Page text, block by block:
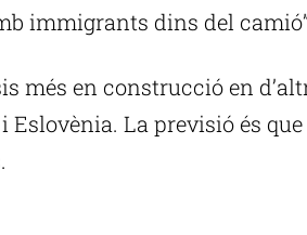
immigrants dins del
més en construcció en
La previsió és que